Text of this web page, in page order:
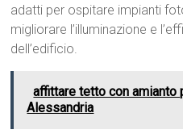
adatti per ospitare impianti
migliorare l’illuminazione e
dell’edificio.
affittare tetto con
Alessandria